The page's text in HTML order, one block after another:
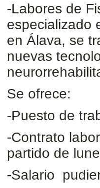
-Labores de
especializado
en Álava, se
nuevas
Se ofrece:
-Puesto de
-Contrato
partido de
-Salario